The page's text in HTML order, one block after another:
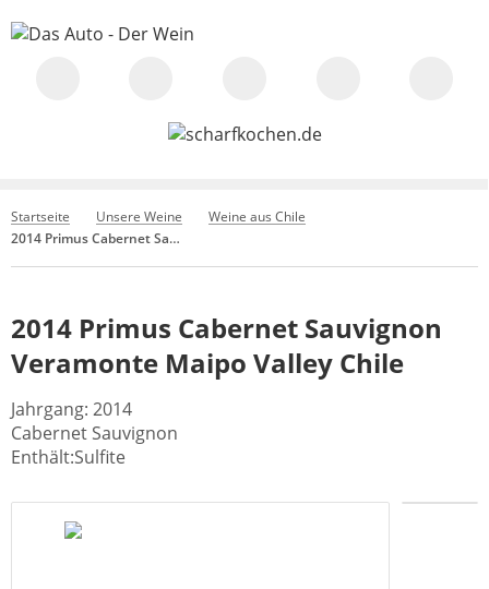
Startseite Unsere Weine
Weine aus Chile
2014 Primus Cabernet Sauvignon Veramonte Maipo Valley Chile
2014 Primus Cabernet Sauvignon
Veramonte Maipo Valley Chile
Jahrgang: 2014
Cabernet Sauvignon
Enthält:Sulfite